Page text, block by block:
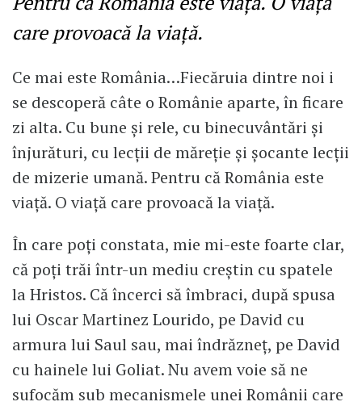
care provoacă la viață.
Ce mai este România…Fiecăruia dintre noi i
se descoperă câte o Românie aparte, în ficare
zi alta. Cu bune și rele, cu binecuvântări și
înjurături, cu lecții de măreție și șocante lecții
de mizerie umană. Pentru că România este
viață. O viață care provoacă la viață.
În care poți constata, mie mi-este foarte clar,
că poți trăi într-un mediu creștin cu spatele
la Hristos. Că încerci să îmbraci, după spusa
lui Oscar Martinez Lourido, pe David cu
armura lui Saul sau, mai îndrăzneț, pe David
cu hainele lui Goliat. Nu avem voie să ne
sufocăm sub mecanismele unei Românii care